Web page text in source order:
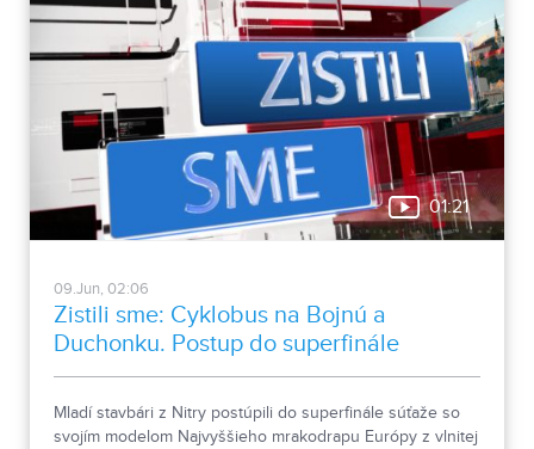
01:21
09.Jun, 02:06
Zistili sme: Cyklobus na Bojnú a
Duchonku. Postup do superfinále
Mladí stavbári z Nitry postúpili do superfinále súťaže so
svojím modelom Najvyššieho mrakodrapu Európy z vlnitej